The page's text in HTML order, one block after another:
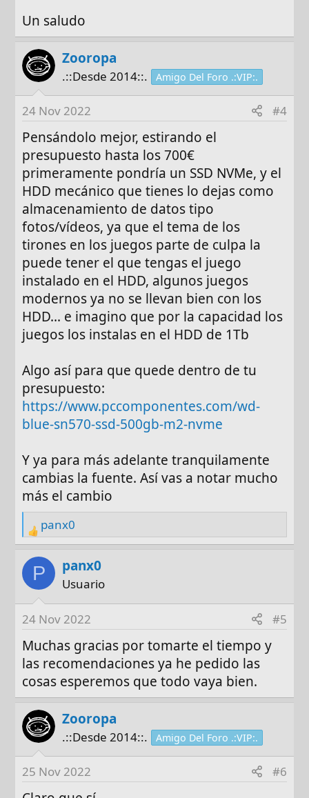
Un saludo
Zooropa
.::Desde 2014::. Amigo Del Foro .:VIP:.
24 Nov 2022 #4
Pensándolo mejor, estirando el
presupuesto hasta los 700€
primeramente pondría un SSD NVMe, y el
HDD mecánico que tienes lo dejas como
almacenamiento de datos tipo
fotos/vídeos, ya que el tema de los
tirones en los juegos parte de culpa la
puede tener el que tengas el juego
instalado en el HDD, algunos juegos
modernos ya no se llevan bien con los
HDD... e imagino que por la capacidad los
juegos los instalas en el HDD de 1Tb
Algo así para que quede dentro de tu
presupuesto:
https://www.pccomponentes.com/wd-
blue-sn570-ssd-500gb-m2-nvme
Y ya para más adelante tranquilamente
cambias la fuente. Así vas a notar mucho
más el cambio
R
e
a
o
n
s
panx0
P panx0
Usuario
24 Nov 2022 #5
Muchas gracias por tomarte el tiempo y
las recomendaciones ya he pedido las
cosas esperemos que todo vaya bien.
Zooropa
.::Desde 2014::. Amigo Del Foro .:VIP:.
25 Nov 2022 #6